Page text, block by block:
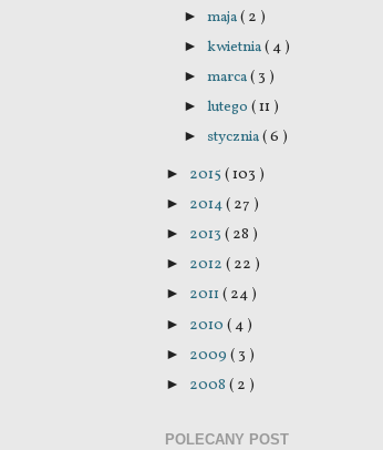
►maja( 2 )
►kwietnia( 4 )
►marca( 3 )
►lutego( 11 )
► stycznia( 6 )
► 2015 ( 103 )
► 2014( 27 )
► 2013 ( 28 )
► 2012 ( 22 )
► 2011 ( 24 )
► 2010 ( 4 )
► 2009 ( 3 )
► 2008 ( 2 )
POLECANY POST